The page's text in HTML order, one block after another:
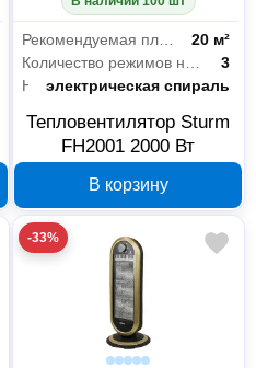
Рекомендуемая площадь
20 м²
Количество режимов нагрева
3
Нагревательный элементэлектрическая спираль
Тепловентилятор Sturm
FH2001 2000 Вт
В корзину
-33%